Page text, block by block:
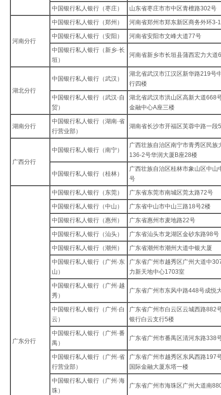
中国银行私人银行（枣庄）
山东省枣庄市市中区青檀路302号
河南分行
中国银行私人银行（郑州）
河南省郑州市郑东新区商务外环3-
中国银行私人银行（安阳）
河南省安阳市文峰大道77号
中国银行私人银行（新乡·长
垣）
河南省新乡市长垣县蒲西宏力大道
湖北分行
中国银行私人银行（武汉）
湖北省武汉市江汉区新华路219号
行四楼
中国银行私人银行（武汉·自
贸）
湖北省武汉市洪山区高新大道668
金融中心A座三楼
湖南分行
中国银行私人银行（湖南·省
行营业部）
湖南省长沙市开福区芙蓉中路一段
广西分行
中国银行私人银行（南宁）
广西壮族自治区南宁市青秀区民族
136-2号华润大厦B座28楼
中国银行私人银行（桂林）
广西壮族自治区桂林市象山区中山
号
广东分行
中国银行私人银行（东莞）
广东省东莞市南城区莞太路72号
中国银行私人银行（中山）
广东省中山市中山三路18号2楼
中国银行私人银行（惠州）
广东省惠州市麦地路22号
中国银行私人银行（汕头）
广东省汕头市龙湖区金砂东路98号
中国银行私人银行（潮州）
广东省潮州市潮州大道中银大厦
中国银行私人银行（广州·东
山）
广东省广州市越秀区广州大道中
力新天地中心1703室
中国银行私人银行（广州·越
秀）
广东省广州市东风中路448号成悦
中国银行私人银行（广州·白
云）
广东省广州市白云区云城西路882
银行白云支行5楼
中国银行私人银行（广州·番
禺）
广东省广州市番禺区清河东路338
中国银行私人银行（广州·省
行营业部）
广东省广州市越秀区东风西路197
国际金融大厦东塔一楼
中国银行私人银行（广州·海
珠）
广东省广州市海珠区广州大道南